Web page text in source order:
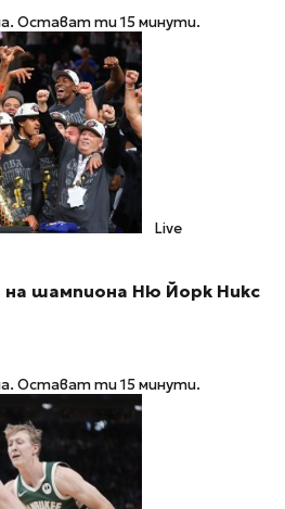
Остават ти 15 минути.
Live
шампиона Ню Йорк Никс
Остават ти 15 минути.